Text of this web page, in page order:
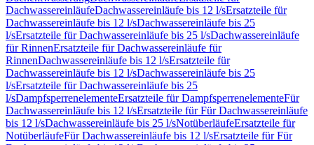
DachwassereinläufeDachwassereinläufe bis 12 l/sErsatzteile für
Dachwassereinläufe bis 12 l/sDachwassereinläufe bis 25
l/sErsatzteile für Dachwassereinläufe bis 25 l/sDachwassereinläufe
für RinnenErsatzteile für Dachwassereinläufe für
RinnenDachwassereinläufe bis 12 l/sErsatzteile für
Dachwassereinläufe bis 12 l/sDachwassereinläufe bis 25
l/sErsatzteile für Dachwassereinläufe bis 25
l/sDampfsperrenelementeErsatzteile für DampfsperrenelementeFür
Dachwassereinläufe bis 12 l/sErsatzteile für Für Dachwassereinläufe
bis 12 l/sDachwassereinläufe bis 25 l/sNotüberläufeErsatzteile für
NotüberläufeFür Dachwassereinläufe bis 12 l/sErsatzteile für Für